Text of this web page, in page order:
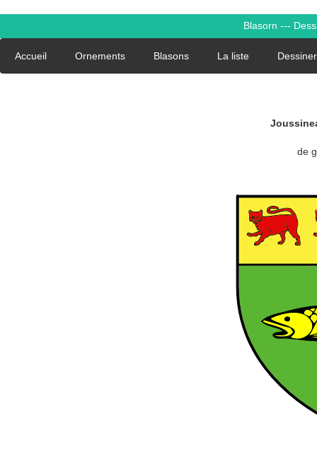
Blasorn ---
Accueil Ornements Blasons La liste
de